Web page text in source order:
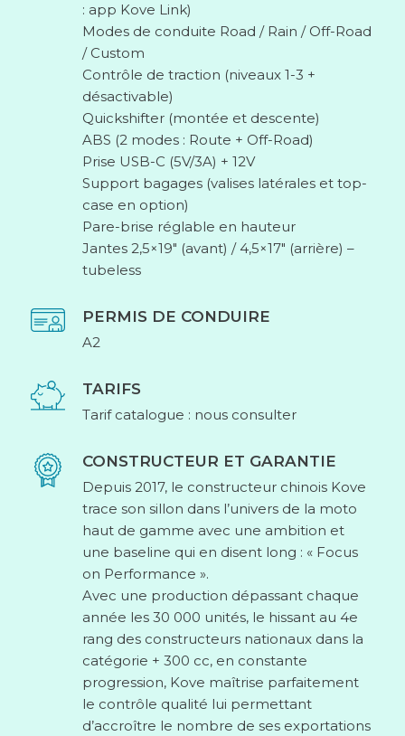
: app Kove Link)
Modes de conduite Road / Rain / Off-Road
/ Custom
Contrôle de traction (niveaux 1-3 +
désactivable)
Quickshifter (montée et descente)
ABS (2 modes : Route + Off-Road)
Prise USB-C (5V/3A) + 12V
Support bagages (valises latérales et top-
case en option)
Pare-brise réglable en hauteur
Jantes 2,5×19″ (avant) / 4,5×17″ (arrière) –
tubeless
PERMIS DE CONDUIRE
A2
TARIFS
Tarif catalogue : nous consulter
CONSTRUCTEUR ET GARANTIE
Depuis 2017, le constructeur chinois Kove
trace son sillon dans l’univers de la moto
haut de gamme avec une ambition et
une baseline qui en disent long : « Focus
on Performance ».
Avec une production dépassant chaque
année les 30 000 unités, le hissant au 4e
rang des constructeurs nationaux dans la
catégorie + 300 cc, en constante
progression, Kove maîtrise parfaitement
le contrôle qualité lui permettant
d’accroître le nombre de ses exportations